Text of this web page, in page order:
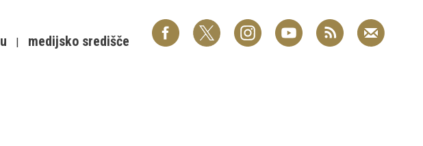
medijsko središče